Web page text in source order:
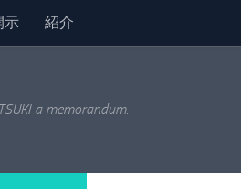
示 紹介
a memorandum.